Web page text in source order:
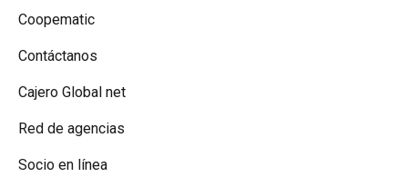
Coopematic
Contáctanos
Cajero Global net
Red de agencias
Socio en línea